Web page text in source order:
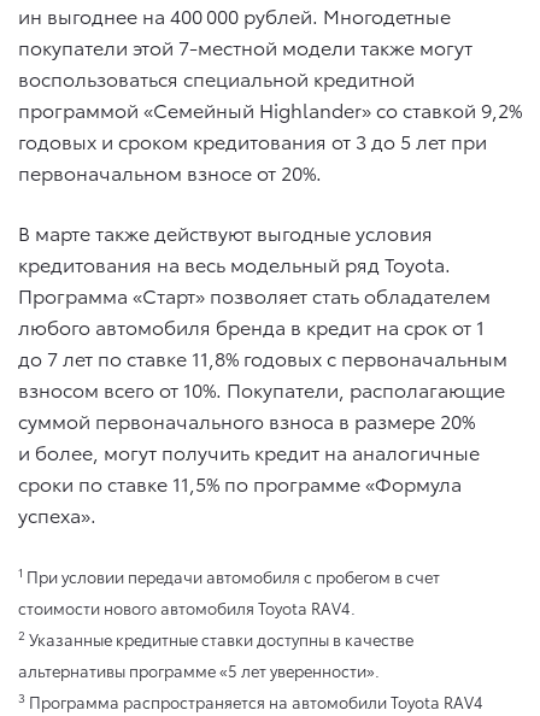
ин выгоднее на 400 000 рублей. Многодетные
покупатели этой 7-местной модели также могут
воспользоваться специальной кредитной
программой «Семейный Highlander» со ставкой 9,2%
годовых и сроком кредитования от 3 до 5 лет при
первоначальном взносе от 20%.
В марте также действуют выгодные условия
кредитования на весь модельный ряд Toyota.
Программа «Старт» позволяет стать обладателем
любого автомобиля бренда в кредит на срок от 1
до 7 лет по ставке 11,8% годовых с первоначальным
взносом всего от 10%. Покупатели, располагающие
суммой первоначального взноса в размере 20%
и более, могут получить кредит на аналогичные
сроки по ставке 11,5% по программе «Формула
успеха».
1 При условии передачи автомобиля с пробегом в счет
стоимости нового автомобиля Toyota RAV4.
2 Указанные кредитные ставки доступны в качестве
альтернативы программе «5 лет уверенности».
3 Программа распространяется на автомобили Toyota RAV4